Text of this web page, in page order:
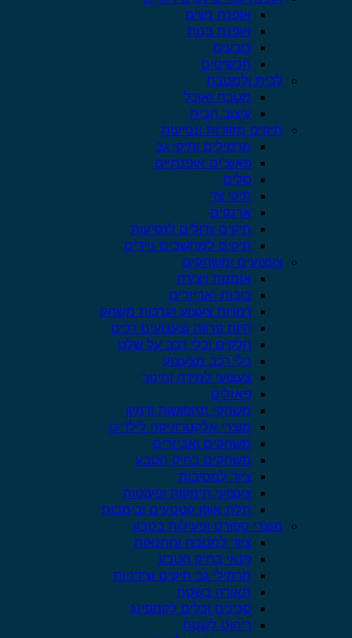
אופנת נשים
אופנת בנות
כובעים
תכשיטים
לבית ולמטבח
מטבח ואוכל
עיצוב הבית
תיקים מזוודות ונסיעות
תרמילים ותיקי גב
פאוצ’ים אופנתיים
סלים
תיקי צד
ארנקים
תיקים גדולים לנסיעות
תיקים למחשבים ניידים
צעצועים ומשחקים
אומנות ויצירה
בובות ואביזרים
דמויות צעצוע וערכות משחק
חיות פרווה וצעצועים רכים
חלקים וכלי רכב על שלט
כלי רכב מצעצוע
צעצועי למידה וחינוך
פאזלים
משחקי תחפושות ודמיון
מוצרי אלקטרוניקה לילדים
משחקים ואביזרים
משחקים בחיק הטבע
ציוד למסיבות
צעצועי תינוקות ופעוטות
תלת אופן קטנועים ובימבות
מוצרי ספורט ופעילות בטבע
ציוד למטבח ומחנאות
פנאי בחיק הטבע
תרמילי גב תיקים וצידניות
תאורה בשטח
סכינים וכלים לקמפינג
ריהוט לשטח